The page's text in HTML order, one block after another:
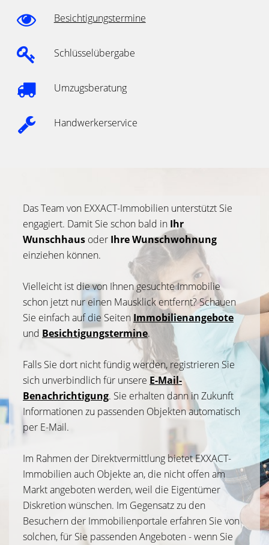
Besichtigungstermine
Schlüsselübergabe
Umzugsberatung
Handwerkerservice
Das Team von EXXACT-Immobilien unterstützt Sie
engagiert. Damit Sie schon bald in Ihr
Wunschhaus oder Ihre Wunschwohnung
einziehen können.
Vielleicht ist die von Ihnen gesuchte Immobilie
schon jetzt nur einen Mausklick entfernt? Schauen
Sie einfach auf die Seiten Immobilienangebote
und Besichtigungstermine.
Falls Sie dort nicht fündig werden, registrieren Sie
sich unverbindlich für unsere E-Mail-
Benachrichtigung. Sie erhalten dann in Zukunft
Informationen zu passenden Objekten automatisch
per E-Mail.
Im Rahmen der Direktvermittlung bietet EXXACT-
Immobilien auch Objekte an, die nicht offen am
Markt angeboten werden, weil die Eigentümer
Diskretion wünschen. Im Gegensatz zu den
Besuchern der Immobilienportale erfahren Sie von
solchen, für Sie passenden Angeboten - wenn Sie